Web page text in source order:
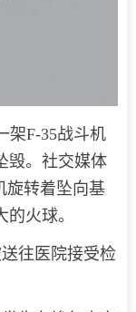
架F-35战斗机
毁。社交媒体
旋转着坠向基
火球。
往医院接受检